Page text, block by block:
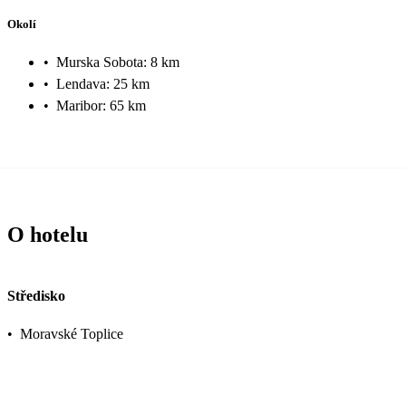
Okolí
• Murska Sobota: 8 km
• Lendava: 25 km
• Maribor: 65 km
O hotelu
Středisko
• Moravské Toplice